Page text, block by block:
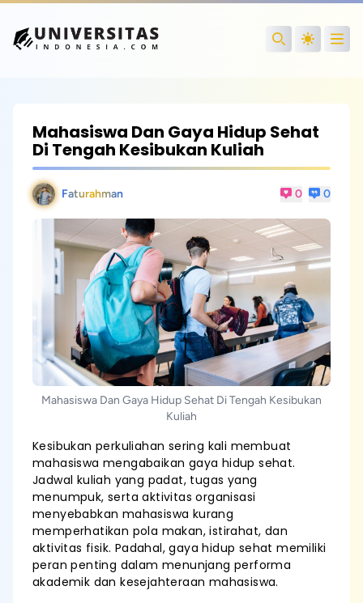
Search
Mahasiswa Dan Gaya Hidup Sehat
Di Tengah Kesibukan Kuliah
Faturahman 0 0
Mahasiswa Dan Gaya Hidup Sehat Di Tengah Kesibukan
Kuliah
Kesibukan perkuliahan sering kali membuat
mahasiswa mengabaikan gaya hidup sehat.
Jadwal kuliah yang padat, tugas yang
menumpuk, serta aktivitas organisasi
menyebabkan mahasiswa kurang
memperhatikan pola makan, istirahat, dan
aktivitas fisik. Padahal, gaya hidup sehat memiliki
peran penting dalam menunjang performa
akademik dan kesejahteraan mahasiswa.